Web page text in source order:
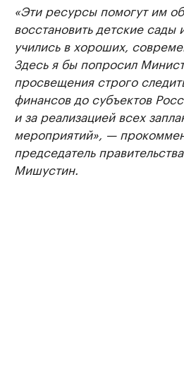
«Эти ресурсы помогут им
восстановить детские
учились в хороших,
Здесь я бы попросил
просвещения строго
финансов до субъектов
и за реализацией всех
мероприятий», —
председатель
Мишустин.